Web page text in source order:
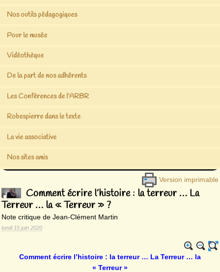
Nos outils pédagogiques
Pour le musée
Vidéothèque
De la part de nos adhérents
Les Conférences de l’ARBR
Robespierre dans le texte
La vie associative
Nos sites amis
Version imprimable
Comment écrire l’histoire : la terreur … La
Terreur … la « Terreur » ?
Note critique de Jean-Clément Martin
lundi 15 juin 2020
Comment écrire l’histoire : la terreur … La Terreur … la
« Terreur »